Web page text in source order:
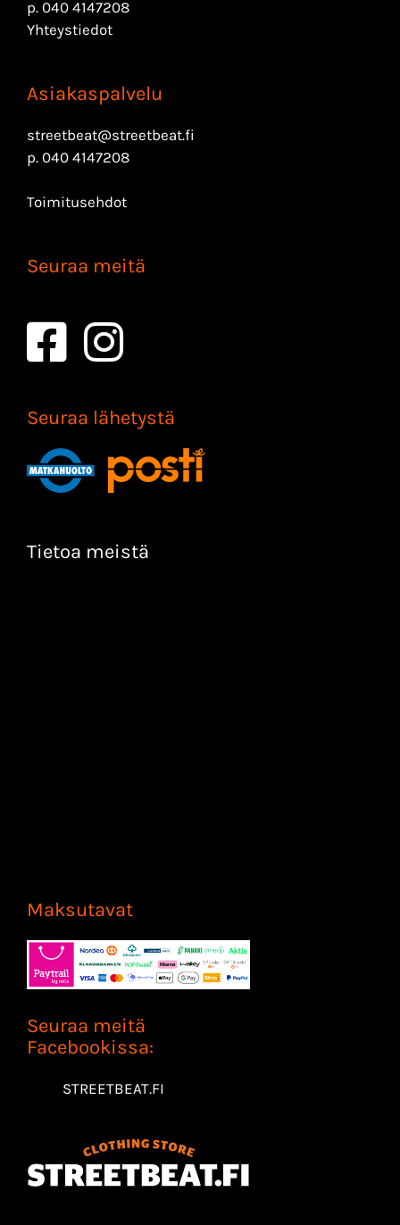
p. 040 4147208
Yhteystiedot
Asiakaspalvelu
streetbeat@streetbeat.fi
p. 040 4147208
Toimitusehdot
Seuraa meitä
Seuraa lähetystä
Tietoa meistä
Maksutavat
Seuraa meitä
Facebookissa:
STREETBEAT.FI